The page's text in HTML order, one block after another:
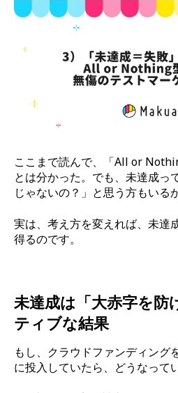
ここまで読んで、「All or
とは分かった。でも、未達成っ
じゃないの？」と思う方もいる
実は、考え方を変えれば、未達
得るのです。
未達成は「大赤字を防
ティブな結果
もし、クラウドファンディング
に投入していたら、どうなって